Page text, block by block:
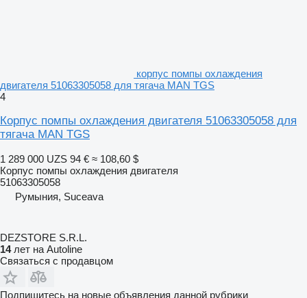
корпус помпы охлаждения
двигателя 51063305058 для тягача MAN TGS
4
Корпус помпы охлаждения двигателя 51063305058 для
тягача MAN TGS
1 289 000 UZS 94 € ≈ 108,60 $
Корпус помпы охлаждения двигателя
51063305058
Румыния, Suceava
DEZSTORE S.R.L.
14лет на Autoline
Связаться с продавцом
Подпишитесь на новые объявления данной рубрики